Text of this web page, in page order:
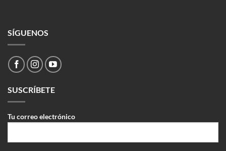
SÍGUENOS
SUSCRÍBETE
Tu correo electrónico